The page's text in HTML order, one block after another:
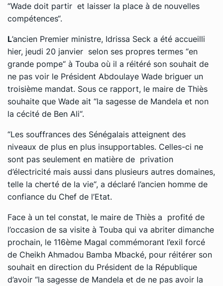
“Wade doit partir et laisser la place à de nouvelles
compétences“.
L’ancien Premier ministre, Idrissa Seck a été accueilli
hier, jeudi 20 janvier selon ses propres termes “en
grande pompe“ à Touba où il a réitéré son souhait de
ne pas voir le Président Abdoulaye Wade briguer un
troisième mandat. Sous ce rapport, le maire de Thiès
souhaite que Wade ait “la sagesse de Mandela et non
la cécité de Ben Ali“.
“Les souffrances des Sénégalais atteignent des
niveaux de plus en plus insupportables. Celles-ci ne
sont pas seulement en matière de privation
d’électricité mais aussi dans plusieurs autres domaines,
telle la cherté de la vie“, a déclaré l’ancien homme de
confiance du Chef de l’Etat.
Face à un tel constat, le maire de Thiès a profité de
l’occasion de sa visite à Touba qui va abriter dimanche
prochain, le 116ème Magal commémorant l’exil forcé
de Cheikh Ahmadou Bamba Mbacké, pour réitérer son
souhait en direction du Président de la République
d’avoir “la sagesse de Mandela et de ne pas avoir la